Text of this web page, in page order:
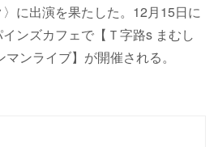
に出演を果たした。12月15日に
ンズカフェで【Ｔ字路s まむし
ンライブ】が開催される。